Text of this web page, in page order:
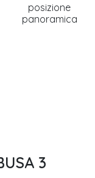
posizione
panoramica
3